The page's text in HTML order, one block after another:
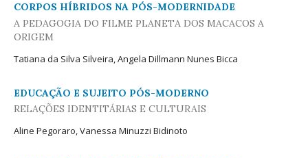
CORPOS HÍBRIDOS NA PÓS-MODERNIDADE
A PEDAGOGIA DO FILME PLANETA DOS MACACOS A
ORIGEM
Tatiana da Silva Silveira, Angela Dillmann Nunes Bicca
EDUCAÇÃO E SUJEITO PÓS-MODERNO
RELAÇÕES IDENTITÁRIAS E CULTURAIS
Aline Pegoraro, Vanessa Minuzzi Bidinoto